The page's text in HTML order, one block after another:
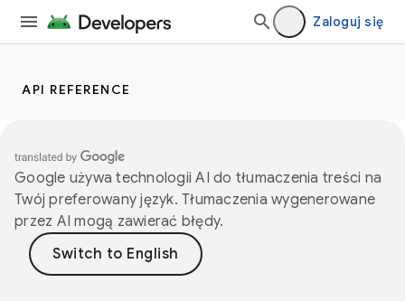
Zaloguj się
API REFERENCE
Google używa technologii AI do tłumaczenia treści na
Twój preferowany język. Tłumaczenia wygenerowane
przez AI mogą zawierać błędy.